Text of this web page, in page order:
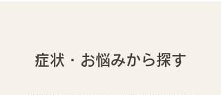
症状・お悩みから探す